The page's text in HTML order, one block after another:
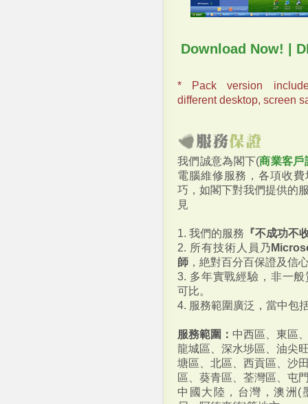
Download Now! |
* Pack version
different desktop, screen
我們誠意為閣下(商業客戶
電腦維修服務，各項收
巧，如閣下對我們提供的
見
1. 我們的服務 『不成功不
2. 所有技術人員乃
師 ，絶對百分百保證及信
3. 多年實戰經驗，非一
可比。
4. 服務範圍廣泛，當中包
服務範圍： 中西區、東區
龍城區、深水埗區、油尖
塘區、北區、西貢區、沙
區、葵青區、荃灣區、屯
中國大陸，台灣，澳洲(